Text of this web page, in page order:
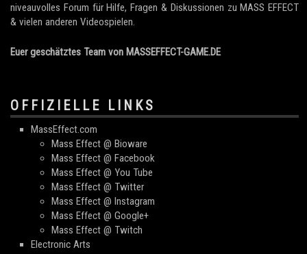
niveauvolles Forum für Hilfe, Fragen & Diskussionen zu MASS EFFECT
& vielen anderen Videospielen.
Euer geschätztes Team von MASSEFFECT-GAME.DE
OFFIZIELLE LINKS
MassEffect.com
Mass Effect @ Bioware
Mass Effect @ Facebook
Mass Effect @ You Tube
Mass Effect @ Twitter
Mass Effect @ Instagram
Mass Effect @ Google+
Mass Effect @ Twitch
Electronic Arts